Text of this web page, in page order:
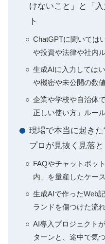
けないこと」と「
ト
ChatGPTに聞いては
や投資や法律や社内
生成AIに入力しては
や機密や未公開の数
企業や学校や自治体
正しい使い方」ルー
現場で本当に起きた
プロが見抜く見落と
FAQやチャットボッ
内」を量産したケー
生成AIで作ったWeb
ランドを傷つけた流
AI導入プロジェクト
ターンと、途中で気